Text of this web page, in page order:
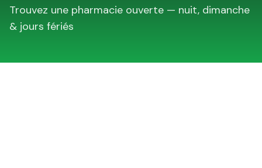
Trouvez une pharmacie ouverte — nuit, dimanche
& jours fériés